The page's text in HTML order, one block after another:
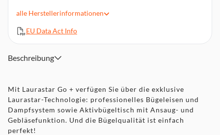
Aktivbügelbrett mit Ansaug- und Gebläsefunktion
8 min Aufheizzeit
Auto-Stop-Funktion
alle Herstellerinformationen
EU Data Act Info
Beschreibung
Mit Laurastar Go + verfügen Sie über die exklusive
Laurastar-Technologie: professionelles Bügeleisen und
Dampfsystem sowie Aktivbügeltisch mit Ansaug- und
Gebläsefunktion. Und die Bügelqualität ist einfach
perfekt!